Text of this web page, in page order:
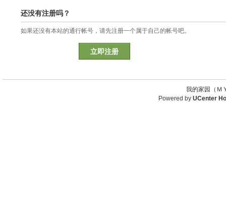
还没有注册吗？
如果还没有本站的通行帐号，请先注册一个属于自己的帐号吧。
立即注册
我的家园（
Powered by UCenter